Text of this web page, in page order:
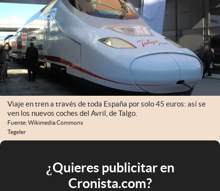
Viaje en tren a través de toda España por solo 45 euros: así se
ven los nuevos coches del Avril, de Talgo.
Fuente: Wikimedia Commons
Tegeler
¿Quieres publicitar en
Cronista.com?